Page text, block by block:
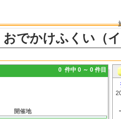
おでかけふくい（イ
0 件中 0 ～ 0 件目
開催地